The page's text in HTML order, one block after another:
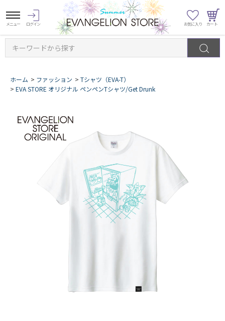
キーワードから探す
ホーム > ファッション > Tシャツ（EVA-T）
> EVA STORE オリジナル ペンペンTシャツ/Get Drunk